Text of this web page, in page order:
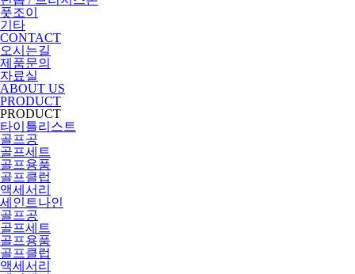
풋조이
기타
CONTACT
오시는길
제품문의
자료실
ABOUT US
PRODUCT
PRODUCT
타이틀리스트
골프공
골프세트
골프용품
골프클럽
액세서리
세인트나인
골프공
골프세트
골프용품
골프클럽
액세서리